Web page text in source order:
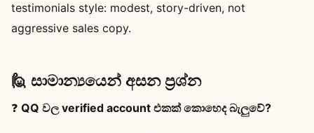
testimonials style: modest, story-driven, not
aggressive sales copy.
🙋 සාමාන්‍යයෙන් අසන ප්‍රශ්න
❓ QQ වල verified account එකක් කොහෙද බැලුවේ?